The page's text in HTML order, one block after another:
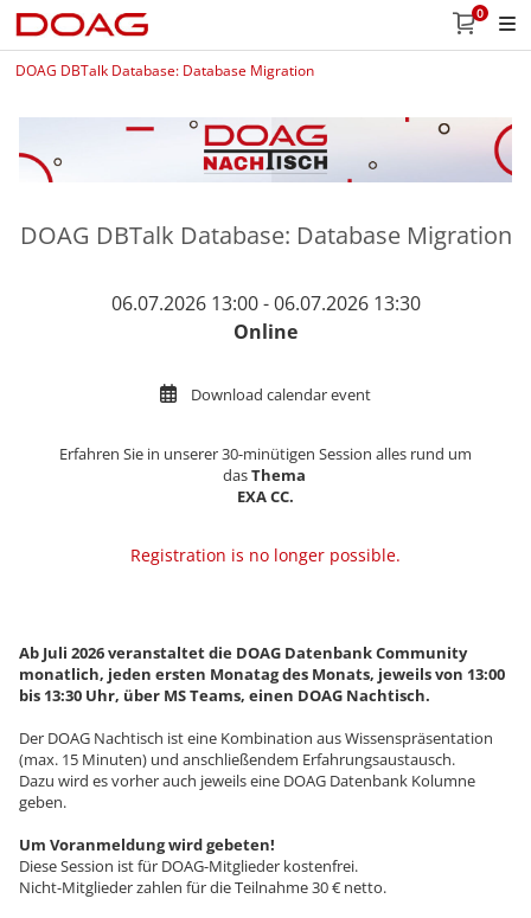
0
DOAG DBTalk Database: Database Migration
DOAG DBTalk Database: Database Migration
06.07.2026 13:00 - 06.07.2026 13:30
Online
Download calendar event
Erfahren Sie in unserer 30-minütigen Session alles rund um
dasThema
EXA CC.
Registration is no longer possible.
Ab Juli 2026 veranstaltet die DOAG Datenbank Community
monatlich, jeden ersten Monatag des Monats, jeweils von 13:00
bis 13:30 Uhr, über MS Teams, einen DOAG Nachtisch.
Der DOAG Nachtisch ist eine Kombination aus Wissenspräsentation
(max. 15 Minuten) und anschließendem Erfahrungsaustausch.
Dazu wird es vorher auch jeweils eine DOAG Datenbank Kolumne
geben.
Um Voranmeldung wird gebeten!
Diese Session ist für DOAG-Mitglieder kostenfrei.
Nicht-Mitglieder zahlen für die Teilnahme 30 € netto.